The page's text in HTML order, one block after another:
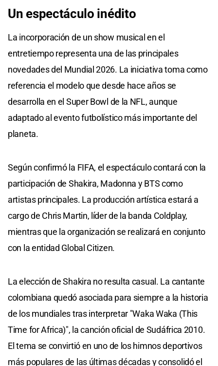
Un espectáculo inédito
La incorporación de un show musical en el
entretiempo representa una de las principales
novedades del Mundial 2026. La iniciativa toma como
referencia el modelo que desde hace años se
desarrolla en el Super Bowl de la NFL, aunque
adaptado al evento futbolístico más importante del
planeta.
Según confirmó la FIFA, el espectáculo contará con la
participación de Shakira, Madonna y BTS como
artistas principales. La producción artística estará a
cargo de Chris Martin, líder de la banda Coldplay,
mientras que la organización se realizará en conjunto
con la entidad Global Citizen.
La elección de Shakira no resulta casual. La cantante
colombiana quedó asociada para siempre a la historia
de los mundiales tras interpretar "Waka Waka (This
Time for Africa)", la canción oficial de Sudáfrica 2010.
El tema se convirtió en uno de los himnos deportivos
más populares de las últimas décadas y consolidó el